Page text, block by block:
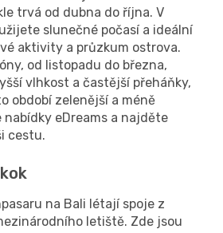
trvá od dubna do října. V
slunečné počasí a ideální
aktivity a průzkum ostrova.
od listopadu do března,
vlhkost a častější přeháňky,
období zelenější a méně
eDreams a najděte
cestu.
na Bali létají spoje z
letiště. Zde jsou